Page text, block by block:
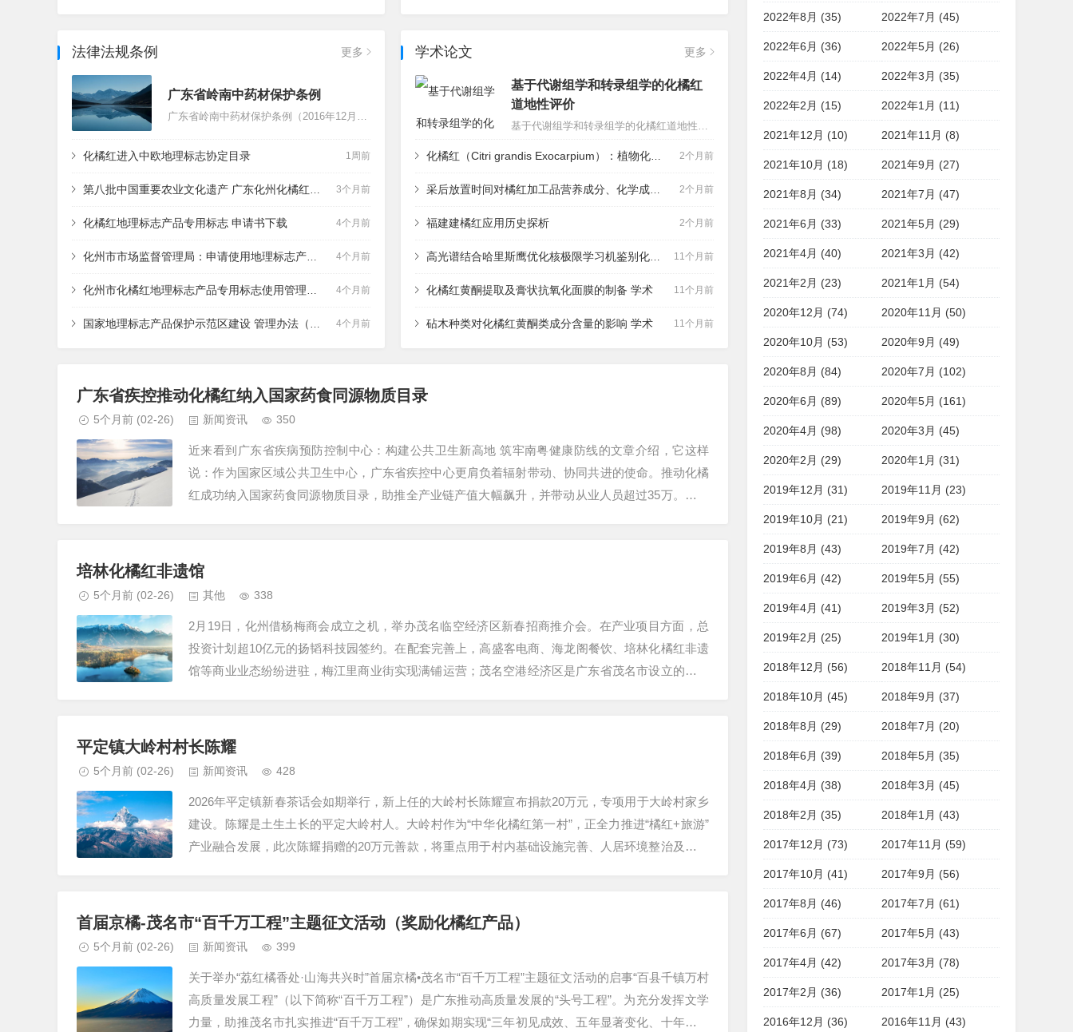
法律法规条例 更多
广东省岭南中药材保护条例
化橘红进入中欧地理标志协定目录 1周前
第八批中国重要农业文化遗产 广东化州化橘红种植系统传承发展 三年行动计划 3个月前
化橘红地理标志产品专用标志 申请书下载 4个月前
化州市市场监督管理局：申请使用地理标志产品专用标志要求 4个月前
化州市化橘红地理标志产品专用标志使用管理办法 化府规〔2024〕3号 4个月前
国家地理标志产品保护示范区建设 管理办法（试行） 4个月前
学术论文 更多
基于代谢组学和转录组学的化橘红
道地性评价
化橘红（Citri grandis Exocarpium）：植物化学、生物活性、功能性食品开发及人工智能驱动策略 2个月前
采后放置时间对橘红加工品营养成分、化学成分及抗氧化活性的影响 2个月前
福建建橘红应用历史探析 2个月前
高光谱结合哈里斯鹰优化核极限学习机鉴别化橘红胎切片年份 学术 11个月前
化橘红黄酮提取及膏状抗氧化面膜的制备 学术 11个月前
砧木种类对化橘红黄酮类成分含量的影响 学术 11个月前
广东省疾控推动化橘红纳入国家药食同源物质目录
5个月前 (02-26) 新闻资讯 350
近来看到广东省疾病预防控制中心：构建公共卫生新高地 筑牢南粤健康防线的文章介绍，它这样
说：作为国家区域公共卫生中心，广东省疾控中心更肩负着辐射带动、协同共进的使命。推动化橘
红成功纳入国家药食同源物质目录，助推全产业链产值大幅飙升，并带动从业人员超过35万。。。
培林化橘红非遗馆
5个月前 (02-26) 其他 338
2月19日，化州借杨梅商会成立之机，举办茂名临空经济区新春招商推介会。在产业项目方面，总
投资计划超10亿元的扬韬科技园签约。在配套完善上，高盛客电商、海龙阁餐饮、培林化橘红非遗
馆等商业业态纷纷进驻，梅江里商业街实现满铺运营；茂名空港经济区是广东省茂名市设立的第四
平定镇大岭村村长陈耀
5个月前 (02-26) 新闻资讯 428
2026年平定镇新春茶话会如期举行，新上任的大岭村长陈耀宣布捐款20万元，专项用于大岭村家乡
建设。陈耀是土生土长的平定大岭村人。大岭村作为“中华化橘红第一村”，正全力推进“橘红+旅游”
产业融合发展，此次陈耀捐赠的20万元善款，将重点用于村内基础设施完善、人居环境整治及橘红
首届京橘-茂名市“百千万工程”主题征文活动（奖励化橘红产品）
5个月前 (02-26) 新闻资讯 399
关于举办“荔红橘香处·山海共兴时”首届京橘•茂名市“百千万工程”主题征文活动的启事“百县千镇万村
高质量发展工程”（以下简称“百千万工程”）是广东推动高质量发展的“头号工程”。为充分发挥文学
力量，助推茂名市扎实推进“百千万工程”，确保如期实现“三年初见成效、五年显著变化、十年根本
2022年8月 (35) 2022年7月 (45)
2022年6月 (36) 2022年5月 (26)
2022年4月 (14) 2022年3月 (35)
2022年2月 (15) 2022年1月 (11)
2021年12月 (10) 2021年11月 (8)
2021年10月 (18) 2021年9月 (27)
2021年8月 (34) 2021年7月 (47)
2021年6月 (33) 2021年5月 (29)
2021年4月 (40) 2021年3月 (42)
2021年2月 (23) 2021年1月 (54)
2020年12月 (74) 2020年11月 (50)
2020年10月 (53) 2020年9月 (49)
2020年8月 (84) 2020年7月 (102)
2020年6月 (89) 2020年5月 (161)
2020年4月 (98) 2020年3月 (45)
2020年2月 (29) 2020年1月 (31)
2019年12月 (31) 2019年11月 (23)
2019年10月 (21) 2019年9月 (62)
2019年8月 (43) 2019年7月 (42)
2019年6月 (42) 2019年5月 (55)
2019年4月 (41) 2019年3月 (52)
2019年2月 (25) 2019年1月 (30)
2018年12月 (56) 2018年11月 (54)
2018年10月 (45) 2018年9月 (37)
2018年8月 (29) 2018年7月 (20)
2018年6月 (39) 2018年5月 (35)
2018年4月 (38) 2018年3月 (45)
2018年2月 (35) 2018年1月 (43)
2017年12月 (73) 2017年11月 (59)
2017年10月 (41) 2017年9月 (56)
2017年8月 (46) 2017年7月 (61)
2017年6月 (67) 2017年5月 (43)
2017年4月 (42) 2017年3月 (78)
2017年2月 (36) 2017年1月 (25)
2016年12月 (36) 2016年11月 (43)